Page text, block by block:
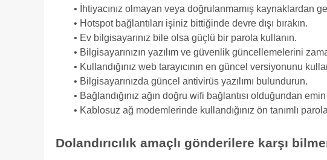
• İhtiyacınız olmayan veya doğrulanmamış kaynaklardan
• Hotspot bağlantıları işiniz bittiğinde devre dışı bırakın.
• Ev bilgisayarınız bile olsa güçlü bir parola kullanın.
• Bilgisayarınızın yazılım ve güvenlik güncellemelerini
• Kullandığınız web tarayıcının en güncel versiyonunu
• Bilgisayarınızda güncel antivirüs yazılımı bulundurun.
• Bağlandığınız ağın doğru wifi bağlantısı olduğundan
• Kablosuz ağ modemlerinde kullandığınız ön tanımlı
Dolandırıcılık amaçlı gönderilere karşı